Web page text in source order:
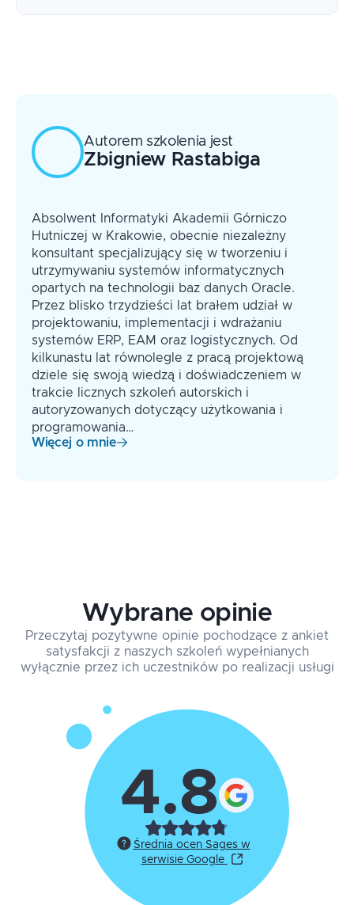
Autorem szkolenia jest
Zbigniew Rastabiga
Absolwent Informatyki Akademii Górniczo
Hutniczej w Krakowie, obecnie niezależny
konsultant specjalizujący się w tworzeniu i
utrzymywaniu systemów informatycznych
opartych na technologii baz danych Oracle.
Przez blisko trzydzieści lat brałem udział w
projektowaniu, implementacji i wdrażaniu
systemów ERP, EAM oraz logistycznych. Od
kilkunastu lat równolegle z pracą projektową
dziele się swoją wiedzą i doświadczeniem w
trakcie licznych szkoleń autorskich i
autoryzowanych dotyczący użytkowania i
programowania…
Więcej o mnie
Wybrane opinie
Przeczytaj pozytywne opinie pochodzące z ankiet
satysfakcji z naszych szkoleń wypełnianych
wyłącznie przez ich uczestników po realizacji usługi
4.8
Średnia ocen Sages w
serwisie Google